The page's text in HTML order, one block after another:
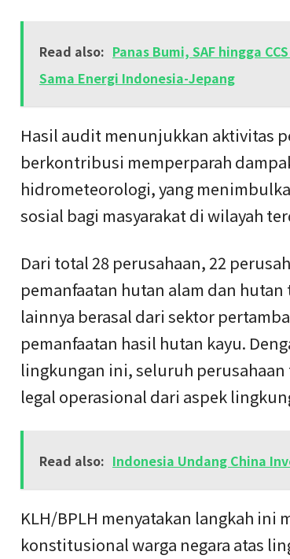
Read also: Panas Bumi, SAF hingga
Sama Energi Indonesia-Jepang
Hasil audit menunjukkan aktivitas
berkontribusi memperparah
hidrometeorologi, yang
sosial bagi masyarakat di wilayah
Dari total 28 perusahaan, 22
pemanfaatan hutan alam dan
lainnya berasal dari sektor
pemanfaatan hasil hutan kayu.
lingkungan ini, seluruh
legal operasional dari aspek
Read also: Indonesia Undang China
KLH/BPLH menyatakan langkah ini
konstitusional warga negara atas